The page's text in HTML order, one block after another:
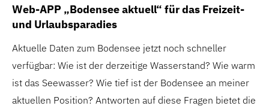
Web-APP „Bodensee aktuell“ für das Freizeit-
und Urlaubsparadies
Aktuelle Daten zum Bodensee jetzt noch schneller
verfügbar: Wie ist der derzeitige Wasserstand? Wie warm
ist das Seewasser? Wie tief ist der Bodensee an meiner
aktuellen Position? Antworten auf diese Fragen bietet die